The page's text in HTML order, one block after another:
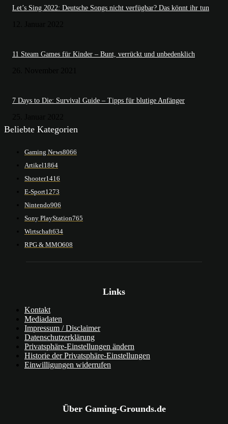
Let’s Sing 2022: Deutsche Songs nicht verfügbar? Das könnt ihr tun
11 Steam Games für Kinder – Bunt, verrückt und unbedenklich
7 Days to Die: Survival Guide – Tipps für blutige Anfänger
Beliebte Kategorien
Gaming News8066
Artikel1864
Shooter1416
E-Sport1273
Nintendo906
Sony PlayStation765
Wirtschaft634
RPG & MMO608
Links
Kontakt
Mediadaten
Impressum / Disclaimer
Datenschutzerklärung
Privatsphäre-Einstellungen ändern
Historie der Privatsphäre-Einstellungen
Einwilligungen widerrufen
Über Gaming-Grounds.de